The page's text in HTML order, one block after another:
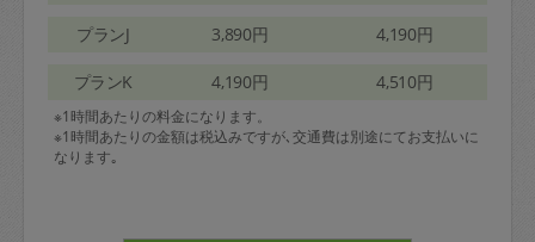
プランJ 3,890円 4,190円
プランK 4,190円 4,510円
※1時間あたりの料金になります。
※1時間あたりの金額は税込みですが､交通費は別途にてお支払いに
なります｡